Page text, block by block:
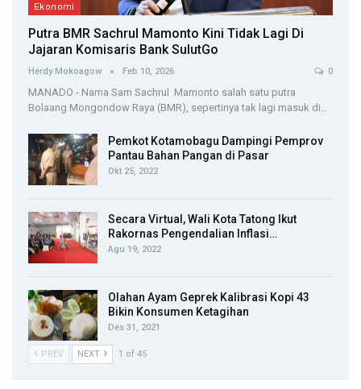
Ekonomi
Putra BMR Sachrul Mamonto Kini Tidak Lagi Di
Jajaran Komisaris Bank SulutGo
Herdy Mokoagow Feb 10, 2026 0
MANADO - Nama Sam Sachrul Mamonto salah satu putra
Bolaang Mongondow Raya (BMR), sepertinya tak lagi masuk di…
Pemkot Kotamobagu Dampingi Pemprov
Pantau Bahan Pangan di Pasar
Okt 25, 2022
Secara Virtual, Wali Kota Tatong Ikut
Rakornas Pengendalian Inflasi…
Agu 19, 2022
Olahan Ayam Geprek Kalibrasi Kopi 43
Bikin Konsumen Ketagihan
Des 31, 2021
PREV NEXT 1 of 45